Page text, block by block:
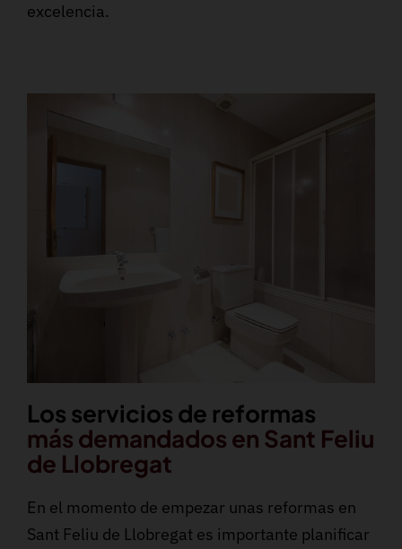
excelencia.
Los servicios de reformas
más demandados en Sant Feliu
de Llobregat
En el momento de empezar unas reformas en
Sant Feliu de Llobregat es importante planificar